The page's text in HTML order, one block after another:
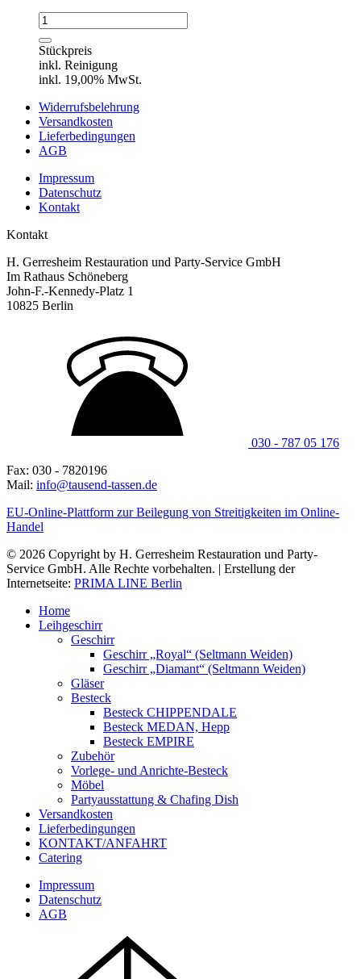
Verlust
-
Stehtisch
mit
Stretchhusse
Stückpreis
inkl. Reinigung
inkl. 19,00% MwSt.
Widerrufsbelehrung
Versandkosten
Lieferbedingungen
AGB
Impressum
Datenschutz
Kontakt
Kontakt
H. Gerresheim Restauration und Party-Service GmbH
Im Rathaus Schöneberg
John-F.-Kennedy-Platz 1
10825 Berlin
030 - 787 05 176
Fax: 030 - 7820196
Mail: info@tausend-tassen.de
EU-Online-Plattform zur Beilegung von Streitigkeiten im Online-
Handel
© 2026 Copyright by H. Gerresheim Restauration und Party-
Service GmbH. Alle Rechte vorbehalten. | Erstellung der
Internetseite: PRIMA LINE Berlin
Home
Leihgeschirr
Geschirr
Geschirr „Royal“ (Seltmann Weiden)
Geschirr „Diamant“ (Seltmann Weiden)
Gläser
Besteck
Besteck CHIPPENDALE
Besteck MEDAN, Hepp
Besteck EMPIRE
Zubehör
Vorlege- und Anrichte-Besteck
Möbel
Partyausstattung & Chafing Dish
Versandkosten
Lieferbedingungen
KONTAKT/ANFAHRT
Catering
Impressum
Datenschutz
AGB